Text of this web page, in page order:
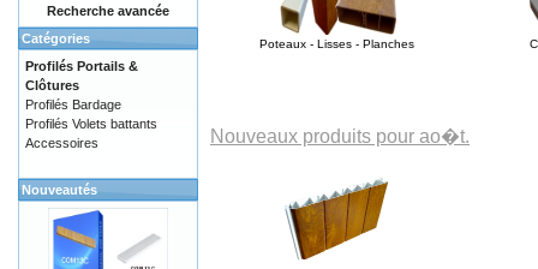
Poteaux - Lisses - Planches
Nouveaux produits pour ao�t.
Recherche avancée
Catégories
Profilés Portails &
Clôtures
Profilés Bardage
Profilés Volets battants
Accessoires
Nouveautés